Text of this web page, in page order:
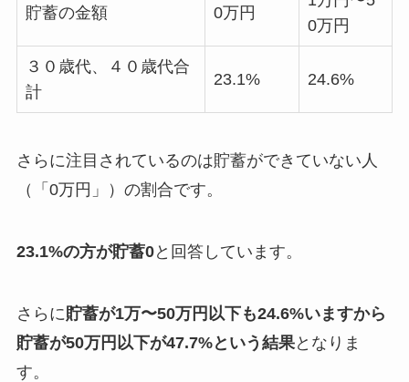
貯蓄の金額 0万円
0万円
３０歳代、４０歳代合
計
23.1% 24.6%
さらに注目されているのは貯蓄ができていない人
（「0万円」）の割合です。
23.1%の方が貯蓄0と回答しています。
さらに貯蓄が1万〜50万円以下も24.6%いますから
貯蓄が50万円以下が47.7%という結果となりま
す。